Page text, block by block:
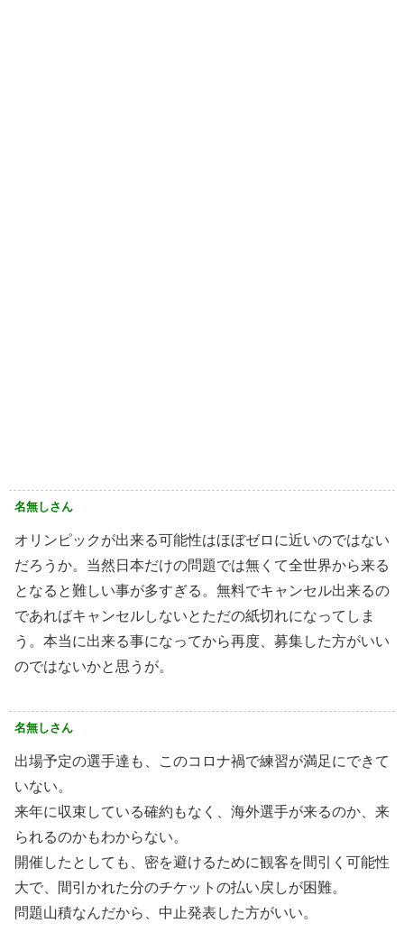
名無しさん
オリンピックが出来る可能性はほぼゼロに近いのではない
だろうか。当然日本だけの問題では無くて全世界から来る
となると難しい事が多すぎる。無料でキャンセル出来るの
であればキャンセルしないとただの紙切れになってしま
う。本当に出来る事になってから再度、募集した方がいい
のではないかと思うが。
名無しさん
出場予定の選手達も、このコロナ禍で練習が満足にできて
いない。
来年に収束している確約もなく、海外選手が来るのか、来
られるのかもわからない。
開催したとしても、密を避けるために観客を間引く可能性
大で、間引かれた分のチケットの払い戻しが困難。
問題山積なんだから、中止発表した方がいい。